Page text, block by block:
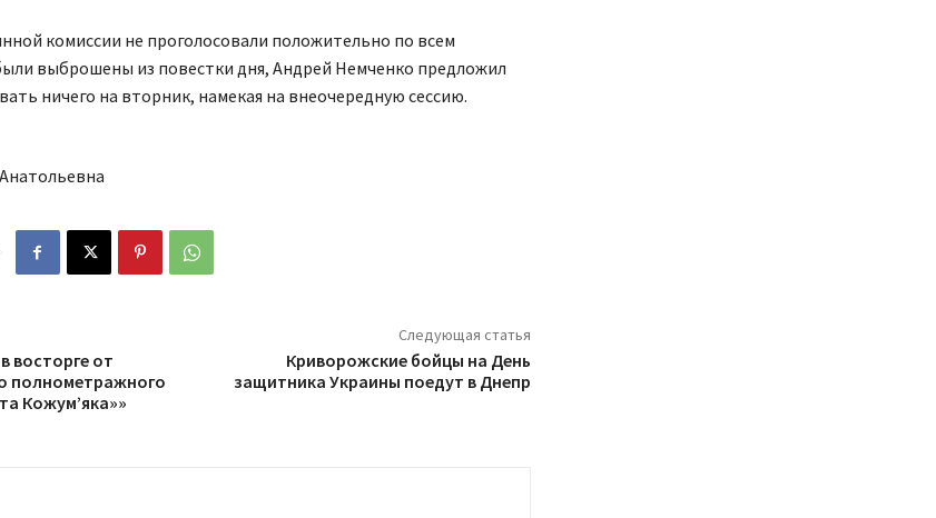
комиссии не проголосовали положительно по всем
выброшены из повестки дня, Андрей Немченко предложил
ничего на вторник, намекая на внеочередную сессию.
восторге от
полнометражного
Кожум’яка»»
Следующая статья
Криворожские бойцы на День
защитника Украины поедут в Днепр